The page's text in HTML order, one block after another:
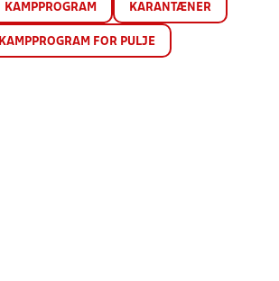
KAMPPROGRAM KARANTÆNER
KAMPPROGRAM FOR PULJE